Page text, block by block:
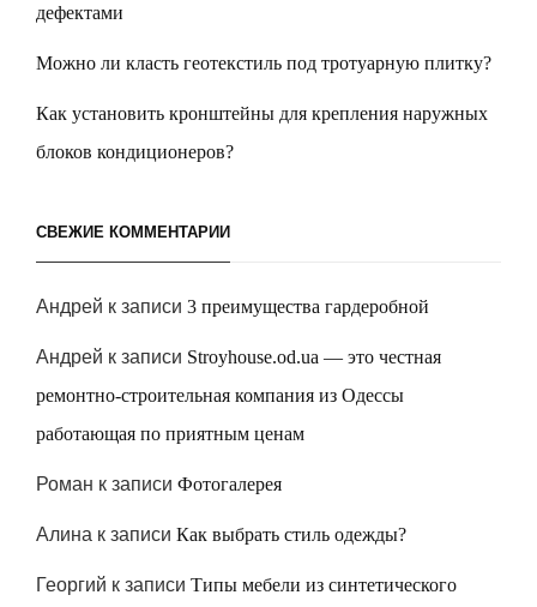
дефектами
Можно ли класть геотекстиль под тротуарную плитку?
Как установить кронштейны для крепления наружных
блоков кондиционеров?
СВЕЖИЕ КОММЕНТАРИИ
Андрей к записи 3 преимущества гардеробной
Андрей к записи Stroyhouse.od.ua — это честная
ремонтно-строительная компания из Одессы
работающая по приятным ценам
Роман к записи Фотогалерея
Алина к записи Как выбрать стиль одежды?
Георгий к записи Типы мебели из синтетического